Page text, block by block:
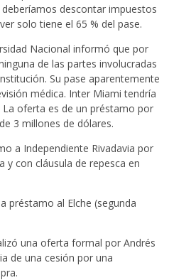
descontar impuestos
solo tiene el 65 % del pase.
Nacional informó que por
de las partes involucradas
Su pase aparentemente
médica. Inter Miami tendría
oferta es de un préstamo por
3 millones de dólares.
a Independiente Rivadavia por
y con cláusula de repesca en
préstamo al Elche (segunda
una oferta formal por Andrés
de una cesión por una